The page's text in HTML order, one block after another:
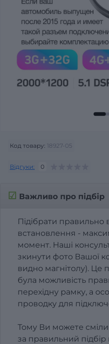
Код товару: 18927-05
Відгуки: 0
☑ Важливо про підбір
Підібрати правильно
встановлення -
момент. Наші
зкинути фото Вашої
видно магнітолу). Це
була можливість
перехідну рамку, а
проводку для
Тому Ви можете
за правильний підбір